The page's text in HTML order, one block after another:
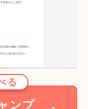
る
ンプ